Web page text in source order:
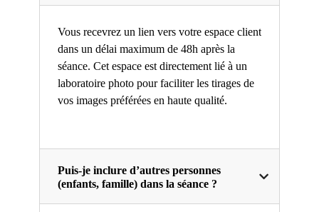
Vous recevrez un lien vers votre espace client
dans un délai maximum de 48h après la
séance. Cet espace est directement lié à un
laboratoire photo pour faciliter les tirages de
vos images préférées en haute qualité.
Puis-je inclure d’autres personnes
(enfants, famille) dans la séance ?